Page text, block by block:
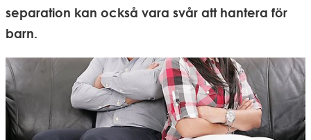
separation kan också vara svår att hantera för
barn.